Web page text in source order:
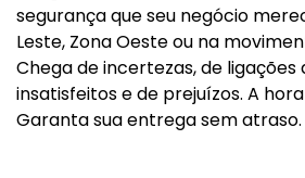
segurança que seu negócio
Leste, Zona Oeste ou na
Chega de incertezas, de ligações
insatisfeitos e de prejuízos. A
Garanta sua entrega sem atraso.